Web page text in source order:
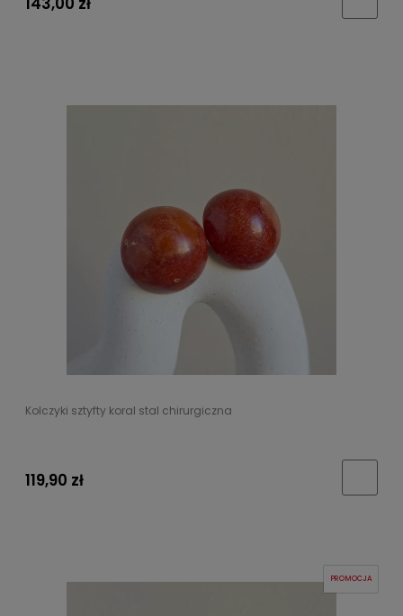
Kolczyki sztyfty koral stal chirurgiczna
119,90 zł
PROMOCJA